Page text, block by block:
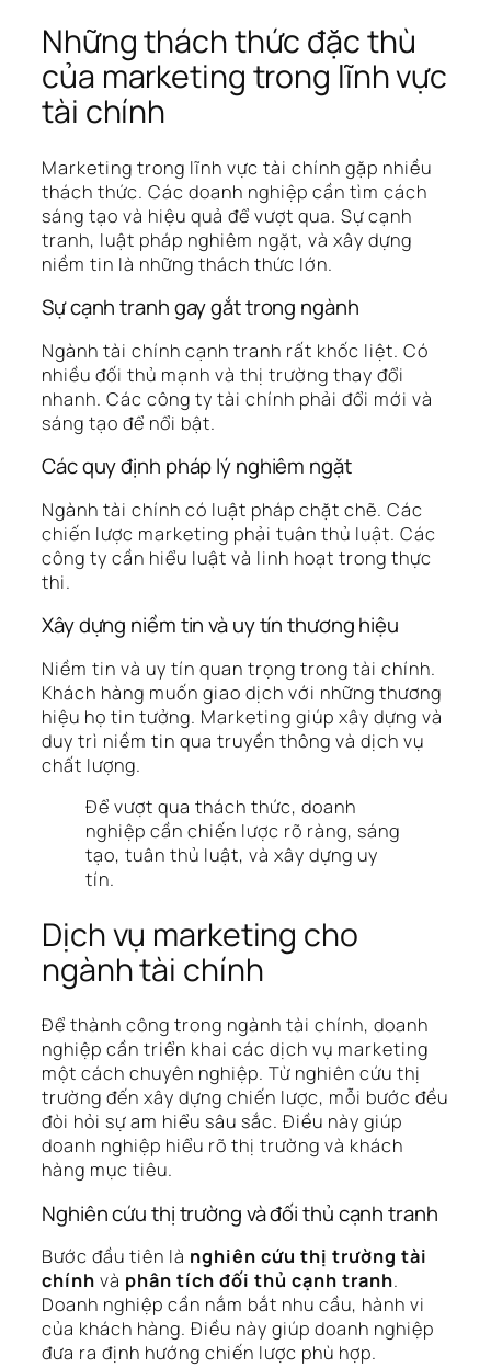
Những thách thức đặc thù
của marketing trong lĩnh vực
tài chính
Marketing trong lĩnh vực tài chính gặp nhiều
thách thức. Các doanh nghiệp cần tìm cách
sáng tạo và hiệu quả để vượt qua. Sự cạnh
tranh, luật pháp nghiêm ngặt, và xây dựng
niềm tin là những thách thức lớn.
Sự cạnh tranh gay gắt trong ngành
Ngành tài chính cạnh tranh rất khốc liệt. Có
nhiều đối thủ mạnh và thị trường thay đổi
nhanh. Các công ty tài chính phải đổi mới và
sáng tạo để nổi bật.
Các quy định pháp lý nghiêm ngặt
Ngành tài chính có luật pháp chặt chẽ. Các
chiến lược marketing phải tuân thủ luật. Các
công ty cần hiểu luật và linh hoạt trong thực
thi.
Xây dựng niềm tin và uy tín thương hiệu
Niềm tin và uy tín quan trọng trong tài chính.
Khách hàng muốn giao dịch với những thương
hiệu họ tin tưởng. Marketing giúp xây dựng và
duy trì niềm tin qua truyền thông và dịch vụ
chất lượng.
Để vượt qua thách thức, doanh
nghiệp cần chiến lược rõ ràng, sáng
tạo, tuân thủ luật, và xây dựng uy
tín.
Dịch vụ marketing cho
ngành tài chính
Để thành công trong ngành tài chính, doanh
nghiệp cần triển khai các dịch vụ marketing
một cách chuyên nghiệp. Từ nghiên cứu thị
trường đến xây dựng chiến lược, mỗi bước đều
đòi hỏi sự am hiểu sâu sắc. Điều này giúp
doanh nghiệp hiểu rõ thị trường và khách
hàng mục tiêu.
Nghiên cứu thị trường và đối thủ cạnh tranh
Bước đầu tiên là nghiên cứu thị trường tài
chính và phân tích đối thủ cạnh tranh.
Doanh nghiệp cần nắm bắt nhu cầu, hành vi
của khách hàng. Điều này giúp doanh nghiệp
đưa ra định hướng chiến lược phù hợp.